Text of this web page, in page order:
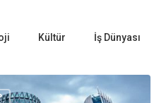
Kültür İş Dünyası